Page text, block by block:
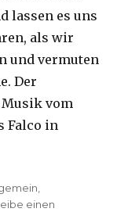
lassen es uns
als wir
und vermuten
Der
Musik vom
Falco in
einen